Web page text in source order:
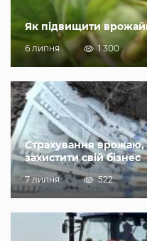
Як підвищити
6 липня 1 300
Страхування врожаю,
захистити свій бізнес
7 липня 522